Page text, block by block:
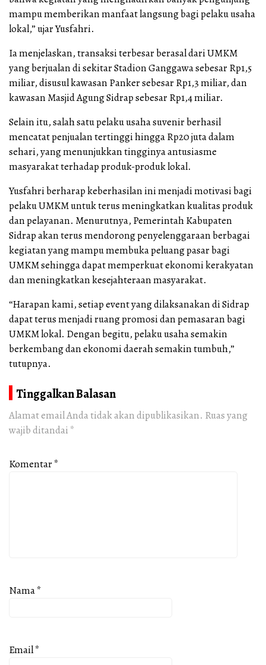
mampu memberikan manfaat langsung bagi pelaku usaha
lokal,” ujar Yusfahri.
Ia menjelaskan, transaksi terbesar berasal dari UMKM
yang berjualan di sekitar Stadion Ganggawa sebesar Rp1,5
miliar, disusul kawasan Panker sebesar Rp1,3 miliar, dan
kawasan Masjid Agung Sidrap sebesar Rp1,4 miliar.
Selain itu, salah satu pelaku usaha suvenir berhasil
mencatat penjualan tertinggi hingga Rp20 juta dalam
sehari, yang menunjukkan tingginya antusiasme
masyarakat terhadap produk-produk lokal.
Yusfahri berharap keberhasilan ini menjadi motivasi bagi
pelaku UMKM untuk terus meningkatkan kualitas produk
dan pelayanan. Menurutnya, Pemerintah Kabupaten
Sidrap akan terus mendorong penyelenggaraan berbagai
kegiatan yang mampu membuka peluang pasar bagi
UMKM sehingga dapat memperkuat ekonomi kerakyatan
dan meningkatkan kesejahteraan masyarakat.
“Harapan kami, setiap event yang dilaksanakan di Sidrap
dapat terus menjadi ruang promosi dan pemasaran bagi
UMKM lokal. Dengan begitu, pelaku usaha semakin
berkembang dan ekonomi daerah semakin tumbuh,”
tutupnya.
Tinggalkan Balasan
Alamat email Anda tidak akan dipublikasikan. Ruas yang
wajib ditandai *
Komentar*
Nama*
Email*